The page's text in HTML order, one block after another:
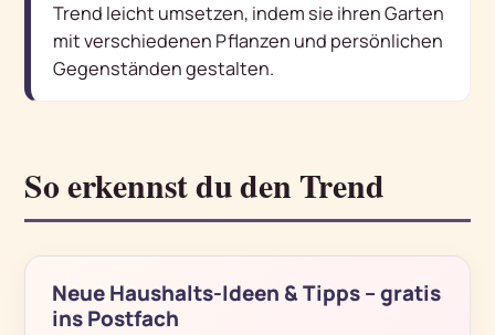
Trend leicht umsetzen, indem sie ihren Garten
mit verschiedenen Pflanzen und persönlichen
Gegenständen gestalten.
So erkennst du den Trend
Neue Haushalts-Ideen & Tipps – gratis
ins Postfach